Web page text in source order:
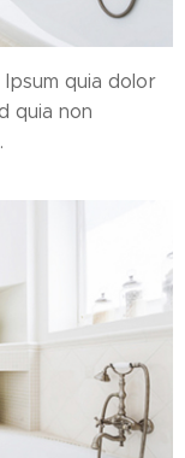
quia dolor
quia non